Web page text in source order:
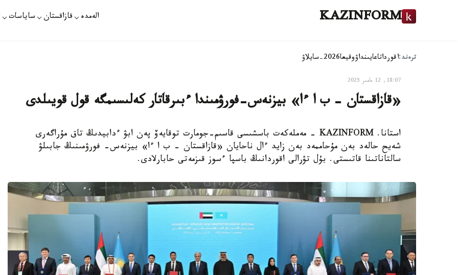
KAZINFORM الەمدە قازاقستان ساياسات
ترەند:اقورداتاعايىنداۋوقيعا2026-سايلاۋ
18:07, 12 مامىر 2025
«قازاقستان - ب ا ءا» بيزنەس-فورۋمىندا ءبىرقاتار كەلىسىمگە قول قويىلدى
استانا. KAZINFORM - مەملەكەت باسشىسى قاسىم-جومارت توقايەۆ پەن ابۋ ءدابيدىڭ تاق مۇراگەرى
شەيح حالەد بەن مۇحاممەد بەن زايد ءال ناحايان «قازاقستان - ب ا ءا» بيزنەس- فورۋمىنىڭ جابىلۋ
سالتاناتىنا قاتىستى. بۇل تۋرالى اقوردانىڭ باسپا ءسوز قىزمەتى حابارلادى.